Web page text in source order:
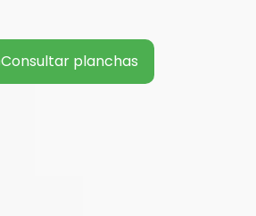
Consultar planchas